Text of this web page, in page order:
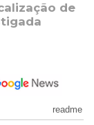
de
readme